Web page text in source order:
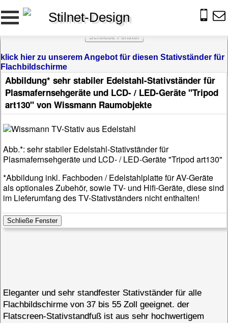
Stilnet-Design
klick hier zu unserem Angebot für diesen Stativständer für
Flachbildschirme
Abbildung* sehr stabiler Edelstahl-Stativständer für
Plasmafernsehgeräte und LCD- / LED-Geräte "Tripod
art130" von Wissmann Raumobjekte
Abb.*: sehr stabiler Edelstahl-Stativständer für
Plasmafernsehgeräte und LCD- / LED-Geräte "Tripod art130"
*Abbildung inkl. Fachboden / Edelstahlplatte für AV-Geräte
als optionales Zubehör, sowie TV- und Hifi-Geräte, diese sind
im Lieferumfang des TV-Stativständers nicht enthalten!
Eleganter und sehr standfester Stativständer für alle
Flachbildschirme von 37 bis 55 Zoll geeignet. der
Flatscreen-Stativstandfuß ist aus sehr hochwertigem